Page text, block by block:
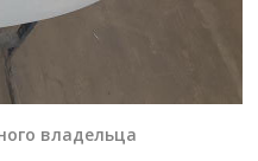
владельца